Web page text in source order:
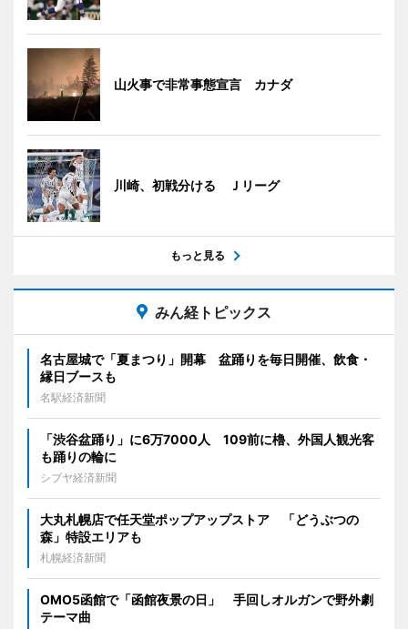
山火事で非常事態宣言 カナダ
川崎、初戦分ける Ｊリーグ
もっと見る
みん経トピックス
名古屋城で「夏まつり」開幕 盆踊りを毎日開催、飲食・
縁日ブースも
名駅経済新聞
「渋谷盆踊り」に6万7000人 109前に櫓、外国人観光客
も踊りの輪に
シブヤ経済新聞
大丸札幌店で任天堂ポップアップストア 「どうぶつの
森」特設エリアも
札幌経済新聞
OMO5函館で「函館夜景の日」 手回しオルガンで野外劇
テーマ曲